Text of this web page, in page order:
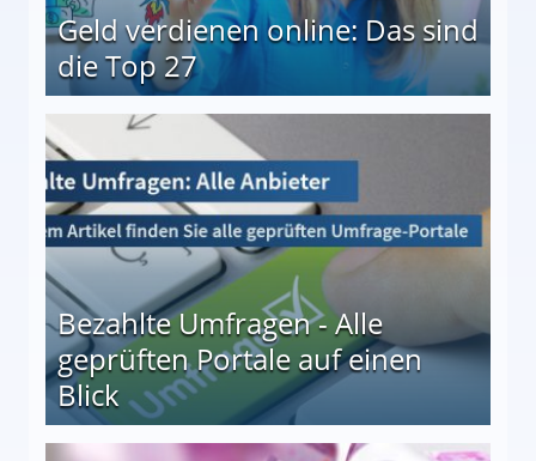
Geld verdienen online: Das sind
die Top 27
Bezahlte Umfragen - Alle
geprüften Portale auf einen
Blick
auf einen Blick